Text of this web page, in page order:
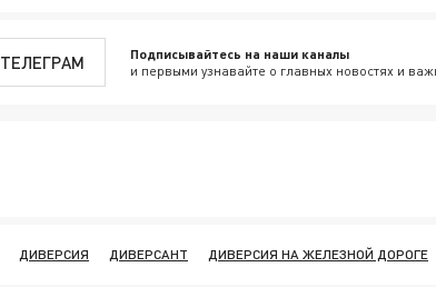
ТЕЛЕГРАМ Подписывайтесь на наши каналы
и первыми узнавайте о главных новостях и
ДИВЕРСИЯ ДИВЕРСАНТ ДИВЕРСИЯ НА ЖЕЛЕЗНОЙ ДОРОГЕ